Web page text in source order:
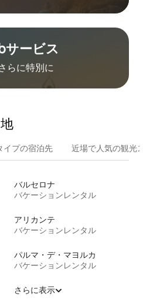
ー⁠ビ⁠ス
ら⁠に特⁠別⁠に
イ⁠プ⁠の宿⁠泊⁠先 近場で人気の観光
バルセロナ
バケーションレンタル
アリカンテ
バケーションレンタル
パルマ・デ・マヨルカ
バケーションレンタル
さらに表示